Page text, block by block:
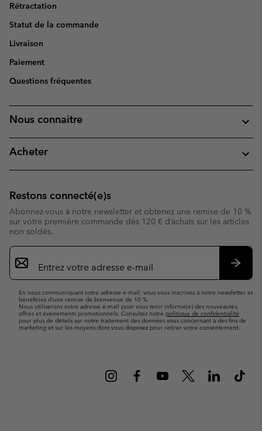
Rétractation
Statut de la commande
Livraison
Paiement
Questions fréquentes
Nous connaitre
Acheter
Restons connecté(e)s
Abonnez-vous à notre newsletter et obtenez une remise de 10 %
sur votre première commande dès 120 € d’achats sur les articles
non soldés.
Inscription
par
e-
En nous communiquant votre adresse e-mail, vous vous inscrivez à notre newsletter et
bénéficiez d’une remise de bienvenue de 10 %.
Nous utiliserons votre adresse e-mail pour vous tenir informé(e) des nouveautés,
offres et événements promotionnels. Consultez notre politique de confidentialité
pour plus de détails sur notre traitement des données vous concernant à des fins de
marketing et sur les moyens dont vous disposez pour retirer votre consentement.